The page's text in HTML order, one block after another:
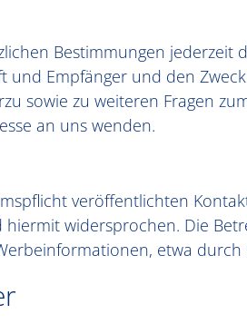
Bestimmungen
Empfänger und den
sowie zu weiteren Fragen
an uns wenden.
veröffentlichten
widersprochen. Die
etwa durch